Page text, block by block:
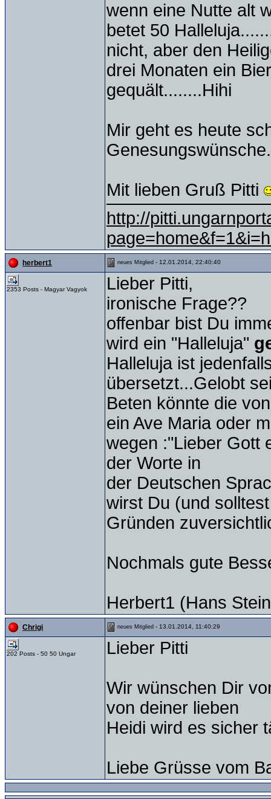
wenn eine Nutte alt
betet 50
nicht, aber den
drei Monaten ein
gequält........Hihi
Mir geht es heute
Mit lieben Gruß Pitti
http://
herbert1 neues Mitglied - 12.01.2014, 22:40:40
2353 Posts - Magyar Vagyok
Lieber Pitti,
ironische Frage??
offenbar bist Du
wird ein "Halleluja"
Halleluja ist
übersetzt...Gelobt
Beten könnte die
ein Ave Maria oder
wegen :"Lieber Gott
der Worte in
der Deutschen
wirst Du (und
Gründen
Nochmals gute
Herbert1 (Hans
Chrigi neues Mitglied - 13.01.2014, 11:40:29
202 Posts - 50 50 Ungar Lieber Pitti
Wir wünschen Dir
von deiner lieben
Heidi wird es sicher
Liebe Grüsse vom